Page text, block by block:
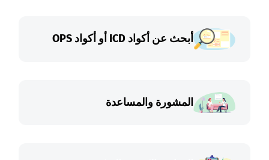
أبحث عن أكواد ICD أو أكواد OPS
المشورة والمساعدة